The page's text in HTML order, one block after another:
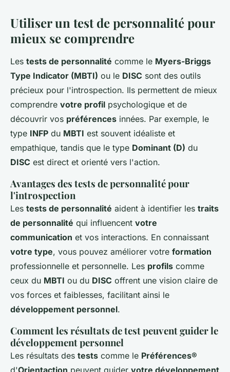
Utiliser un test de personnalité pour
mieux se comprendre
Les tests de personnalité comme le Myers-Briggs
Type Indicator (MBTI) ou le DISC sont des outils
précieux pour l'introspection. Ils permettent de mieux
comprendre votre profil psychologique et de
découvrir vos préférences innées. Par exemple, le
type INFP du MBTI est souvent idéaliste et
empathique, tandis que le type Dominant (D) du
DISC est direct et orienté vers l'action.
Avantages des tests de personnalité pour
l'introspection
Les tests de personnalité aident à identifier les traits
de personnalité qui influencent votre
communication et vos interactions. En connaissant
votre type, vous pouvez améliorer votre formation
professionnelle et personnelle. Les profils comme
ceux du MBTI ou du DISC offrent une vision claire de
vos forces et faiblesses, facilitant ainsi le
développement personnel.
Comment les résultats de test peuvent guider le
développement personnel
Les résultats des tests comme le Préférences®